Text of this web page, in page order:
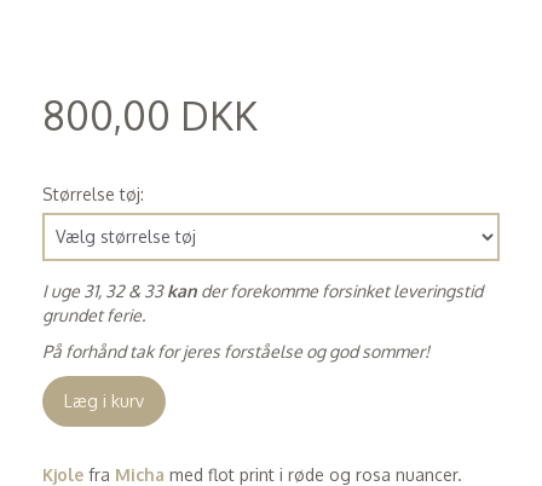
800,00 DKK
Størrelse tøj:
I uge 31, 32 & 33kan der forekomme forsinket leveringstid
grundet ferie.
På forhånd tak for jeres forståelse og god sommer!
Læg i kurv
Kjole fra Micha med flot print i røde og rosa nuancer.